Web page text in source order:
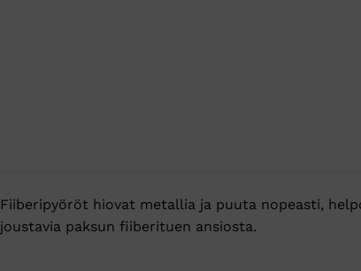
Fiiberipyöröt hiovat metallia ja puuta nopeasti,
joustavia paksun fiiberituen ansiosta.